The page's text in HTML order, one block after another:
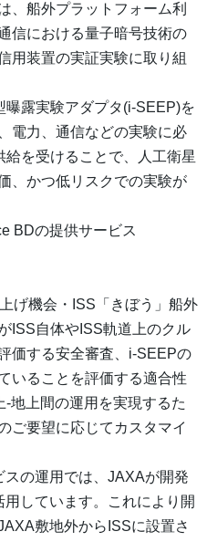
、船外プラットフォーム利
信における量子暗号技術の
用装置の実証実験に取り組
曝露実験アダプタ(i-SEEP)を
電力、通信などの実験に必
を受けることで、人工衛星
、かつ低リスクでの実験が
BDの提供サービス
げ機会・ISS「きぼう」船外
ISS自体やISS軌道上のクル
価する安全審査、i-SEEPの
いることを評価する適合性
地上間の運用を実現するた
ご要望に応じてカスタマイ
の運用では、JAXAが開発
しています。これにより開
敷地外からISSに設置さ